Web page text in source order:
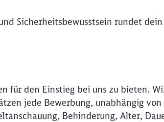
Sicherheitsbewusstsein rundet
für den Einstieg bei uns zu bieten.
jede Bewerbung, unabhängig von
Behinderung, Alter,